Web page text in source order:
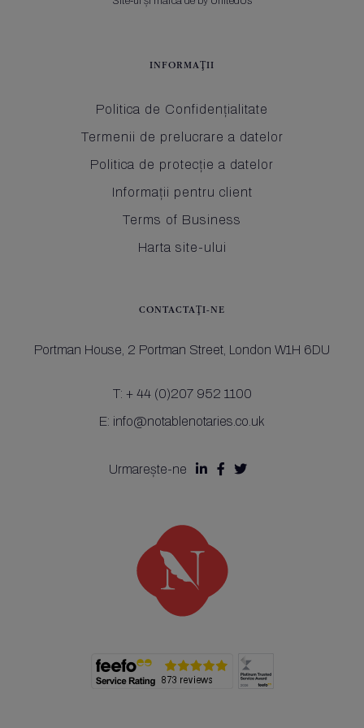
CONTACTAŢI-NE
Portman House, 2 Portman Street, London W1H 6DU
T: + 44 (0)207 952 1100
E: info@notablenotaries.co.uk
Urmarește-ne   
INFORMAŢII
Politica de Confidențialitate
Termenii de prelucrare a datelor
Politica de protecție a datelor
Informații pentru client
Terms of Business
Harta site-ului